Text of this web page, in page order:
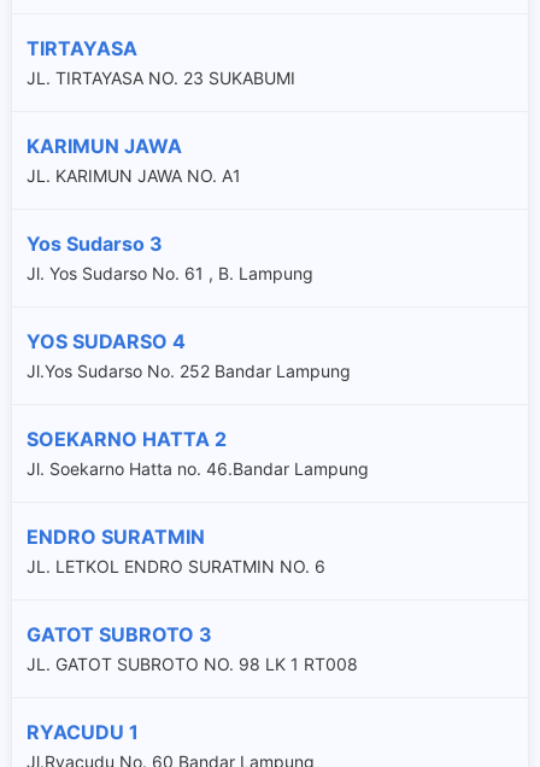
TIRTAYASA
JL. TIRTAYASA NO. 23 SUKABUMI
KARIMUN JAWA
JL. KARIMUN JAWA NO. A1
Yos Sudarso 3
Jl. Yos Sudarso No. 61 , B. Lampung
YOS SUDARSO 4
Jl.Yos Sudarso No. 252 Bandar Lampung
SOEKARNO HATTA 2
Jl. Soekarno Hatta no. 46.Bandar Lampung
ENDRO SURATMIN
JL. LETKOL ENDRO SURATMIN NO. 6
GATOT SUBROTO 3
JL. GATOT SUBROTO NO. 98 LK 1 RT008
RYACUDU 1
Jl.Ryacudu No. 60 Bandar Lampung